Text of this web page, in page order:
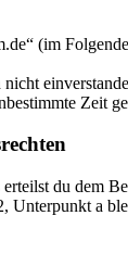
(im
Zeit
du dem
Unterpunkt a